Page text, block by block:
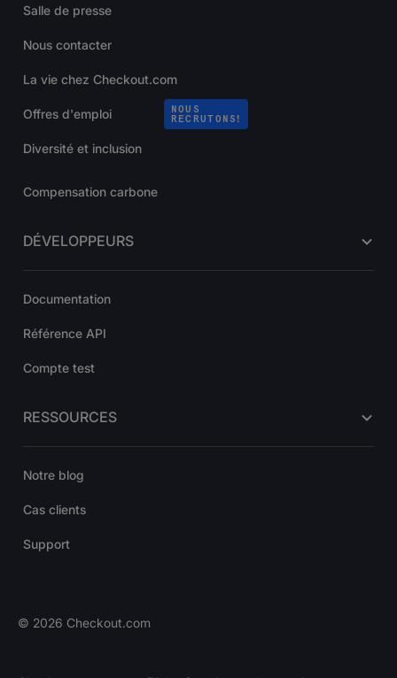
Salle de presse
Nous contacter
La vie chez Checkout.com
Offres d'emploi
NOUS
RECRUTONS!
Diversité et inclusion
Compensation carbone
DÉVELOPPEURS
Documentation
Référence API
Compte test
RESSOURCES
Notre blog
Cas clients
Support
© 2026 Checkout.com